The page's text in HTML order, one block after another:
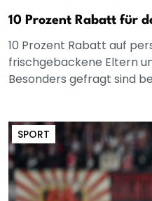
10 Prozent Rabatt für
10 Prozent Rabatt auf
frischgebackene Eltern
Besonders gefragt sind
SPORT